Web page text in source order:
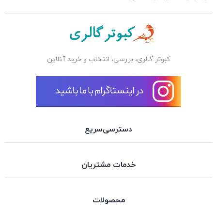
کبوتر گالری، بررسی، انتخاب و خرید آنلاین
دسترسی‌سریع
خدمات مشتریان
محصولات